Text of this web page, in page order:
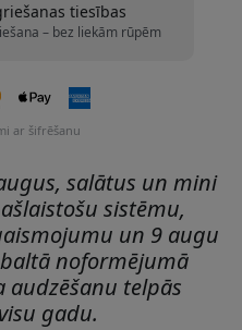
tiesības
– bez liekām rūpēm
ar šifrēšanu
salātus un mini
sistēmu,
un 9 augu
noformējumā
audzēšanu telpās
gadu.